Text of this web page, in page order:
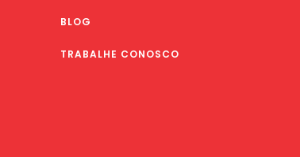
BLOG
TRABALHE CONOSCO